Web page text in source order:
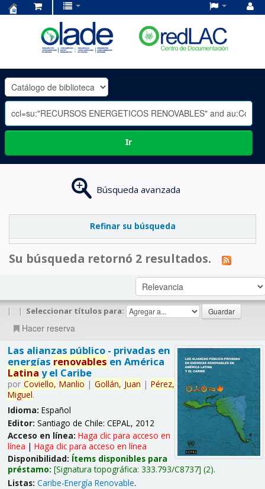
OLADE
-
Ir
Búsqueda avanzada
Refinar su búsqueda
Su búsqueda retornó 2 resultados.
| | Seleccionar títulos para:
Hacer reserva
Las alianzas público - privadas en
energías renovables en América
Latina y el Caribe
por Coviello, Manlio | Gollán, Juan | Pérez,
Miguel.
Idioma: Español
Editor: Santiago de Chile: CEPAL, 2012
Acceso en línea: Haga clic para acceso en
línea | Haga clic para acceso en línea
Disponibilidad: Ítems disponibles para
préstamo: Signatura topográfica: 333.793/C8737 (2).
Listas: Caribe-Energía Renovable.